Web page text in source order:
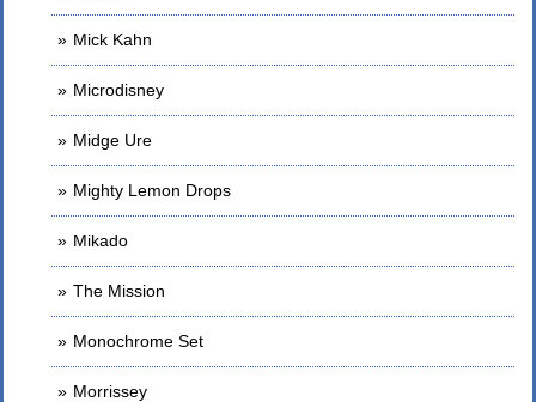
Mick Kahn
Microdisney
Midge Ure
Mighty Lemon Drops
Mikado
The Mission
Monochrome Set
Morrissey